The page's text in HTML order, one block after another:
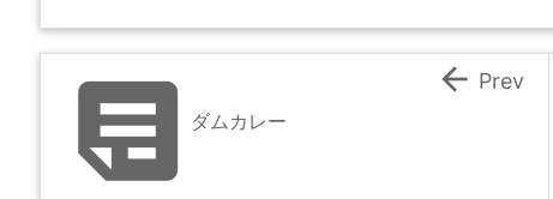
ダムカレー
 Prev